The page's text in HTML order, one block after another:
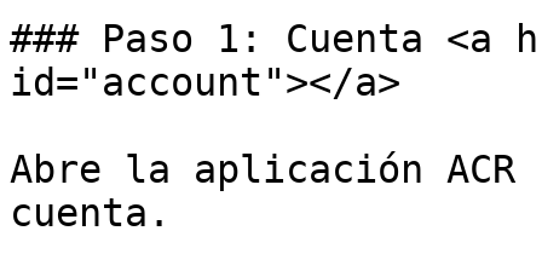
### Paso 1: Cuenta <a
id="account"></a>
Abre la aplicación
cuenta.